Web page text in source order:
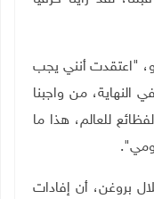
"اعتقدت أنني يجب
من واجبنا
للعالم، هذا ما
بروغن، أن إفادات